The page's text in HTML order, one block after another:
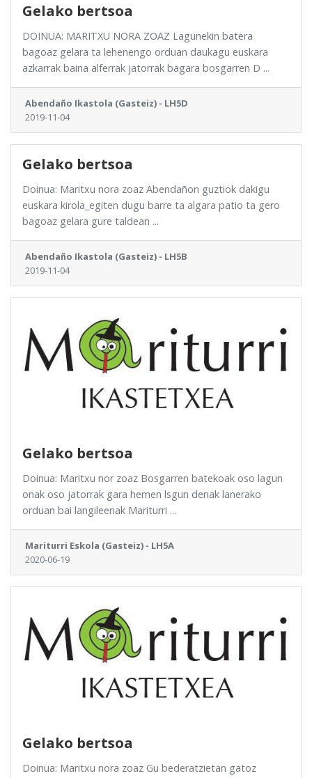
Gelako bertsoa
DOINUA: MARITXU NORA ZOAZ Lagunekin batera
bagoaz gelara ta lehenengo orduan daukagu euskara
azkarrak baina alferrak jatorrak bagara bosgarren D ...
Abendaño Ikastola (Gasteiz) - LH5D
2019-11-04
Gelako bertsoa
Doinua: Maritxu nora zoaz Abendañon guztiok dakigu
euskara kirola_egiten dugu barre ta algara patio ta gero
bagoaz gelara gure taldean ...
Abendaño Ikastola (Gasteiz) - LH5B
2019-11-04
Gelako bertsoa
Doinua: Maritxu nor zoaz Bosgarren batekoak oso lagun
onak oso jatorrak gara hemen lsgun denak lanerako
orduan bai langileenak Mariturri ...
Mariturri Eskola (Gasteiz) - LH5A
2020-06-19
Gelako bertsoa
Doinua: Maritxu nora zoaz Gu bederatzietan gatoz